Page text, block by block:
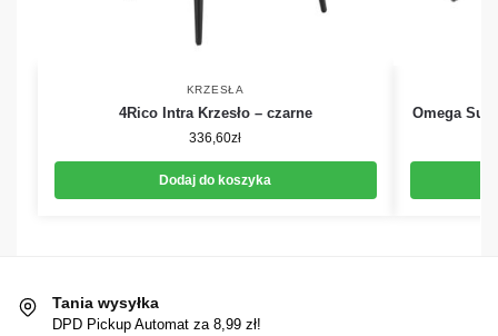
KRZESŁA
4Rico Intra Krzesło – czarne
336,60zł
Dodaj do koszyka
Omega
Tania wysyłka
DPD Pickup Automat za 8,99 zł!